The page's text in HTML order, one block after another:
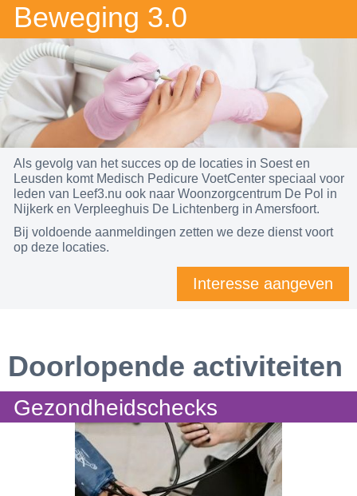
Beweging 3.0
Als gevolg van het succes op de locaties in Soest en
Leusden komt Medisch Pedicure VoetCenter speciaal voor
leden van Leef3.nu ook naar Woonzorgcentrum De Pol in
Nijkerk en Verpleeghuis De Lichtenberg in Amersfoort.
Bij voldoende aanmeldingen zetten we deze dienst voort
op deze locaties.
Interesse aangeven
Doorlopende activiteiten
Gezondheidschecks